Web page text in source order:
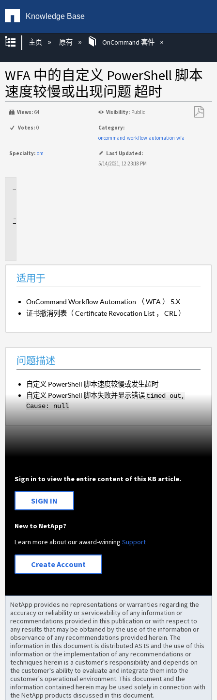
Knowledge Base
扩展/隐缩全局层次
主页 原有 OnCommand 套件
WFA 中的自定义 PowerShell 脚本
速度较慢或出现问题 超时
Views: 64 Visibility: Public
Votes: 0
Category:
oncommand-workflow-automation-wfa
Specialty: om
Last Updated:
5/14/2021, 12:23:18 PM
适用于
OnCommand Workflow Automation （ WFA ） 5.X
证书撤消列表（ Certificate Revocation List ， CRL ）
问题描述
自定义 PowerShell 脚本速度较慢或发生超时
自定义 PowerShell 脚本失败并显示错误 timed out,
Cause: null
Sign in to view the entire content of this KB article.
SIGN IN
New to NetApp?
Learn more about our award-winningSupport
Create Account
NetApp provides no representations or warranties regarding the
accuracy or reliability or serviceability of any information or
recommendations provided in this publication or with respect to
any results that may be obtained by the use of the information or
observance of any recommendations provided herein. The
information in this document is distributed AS IS and the use of this
information or the implementation of any recommendations or
techniques herein is a customer's responsibility and depends on
the customer's ability to evaluate and integrate them into the
customer's operational environment. This document and the
information contained herein may be used solely in connection with
the NetApp products discussed in this document.